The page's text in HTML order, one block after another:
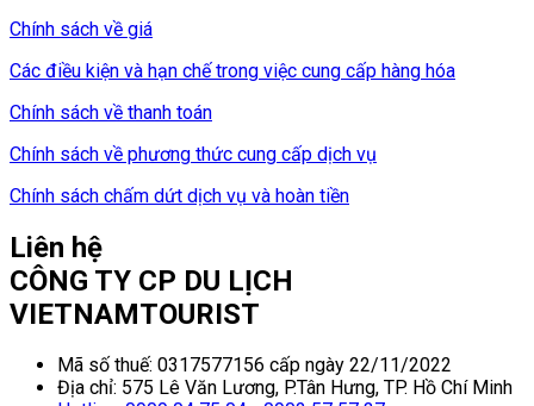
Chính sách về giá
Các điều kiện và hạn chế trong việc cung cấp hàng hóa
Chính sách về thanh toán
Chính sách về phương thức cung cấp dịch vụ
Chính sách chấm dứt dịch vụ và hoàn tiền
Liên hệ
CÔNG TY CP DU LỊCH
VIETNAMTOURIST
Mã số thuế: 0317577156 cấp ngày 22/11/2022
Địa chỉ: 575 Lê Văn Lương, P.Tân Hưng, TP. Hồ Chí Minh